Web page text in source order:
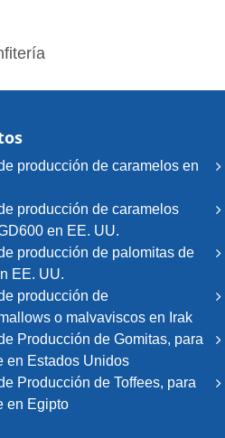
producción de caramelos en
producción de caramelos
en EE. UU.
producción de palomitas de
EE. UU.
producción de
o malvaviscos en Irak
Producción de Gomitas, para
en Estados Unidos
Producción de Toffees, para
en Egipto